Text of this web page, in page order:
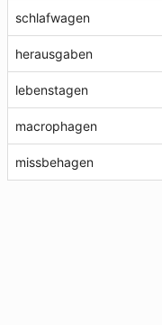
schlafwagen
herausgaben
lebenstagen
macrophagen
missbehagen